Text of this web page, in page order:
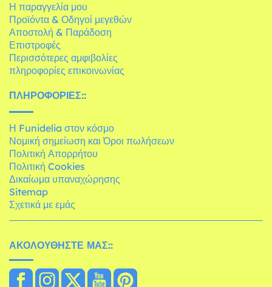
Η παραγγελία μου
Προϊόντα & Οδηγοί μεγεθών
Αποστολή & Παράδοση
Επιστροφές
Περισσότερες αμφιβολίες
πληροφορίες επικοινωνίας
ΠΛΗΡΟΦΟΡΊΕΣ::
Η Funidelia στον κόσμο
Νομική σημείωση και Όροι πωλήσεων
Πολιτική Απορρήτου
Πολιτική Cookies
Δικαίωμα υπαναχώρησης
Sitemap
Σχετικά με εμάς
ΑΚΟΛΟΥΘΉΣΤΕ ΜΑΣ::